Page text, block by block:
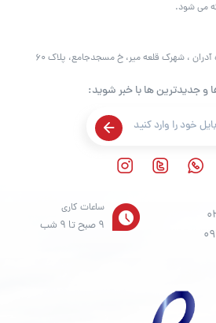
می شود.
ساعات کاری
9 صبح تا 9 شب
آدران ، شهرک قلعه میر، خ مسجدجامع، پلاک 60
و جدیدترین ها با خبر شوید: